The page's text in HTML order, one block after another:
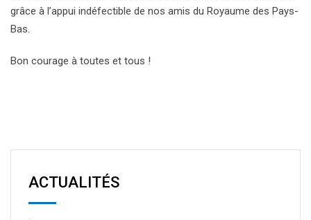
grâce à l’appui indéfectible de nos amis du Royaume des Pays-
Bas.
Bon courage à toutes et tous !
ACTUALITÉS